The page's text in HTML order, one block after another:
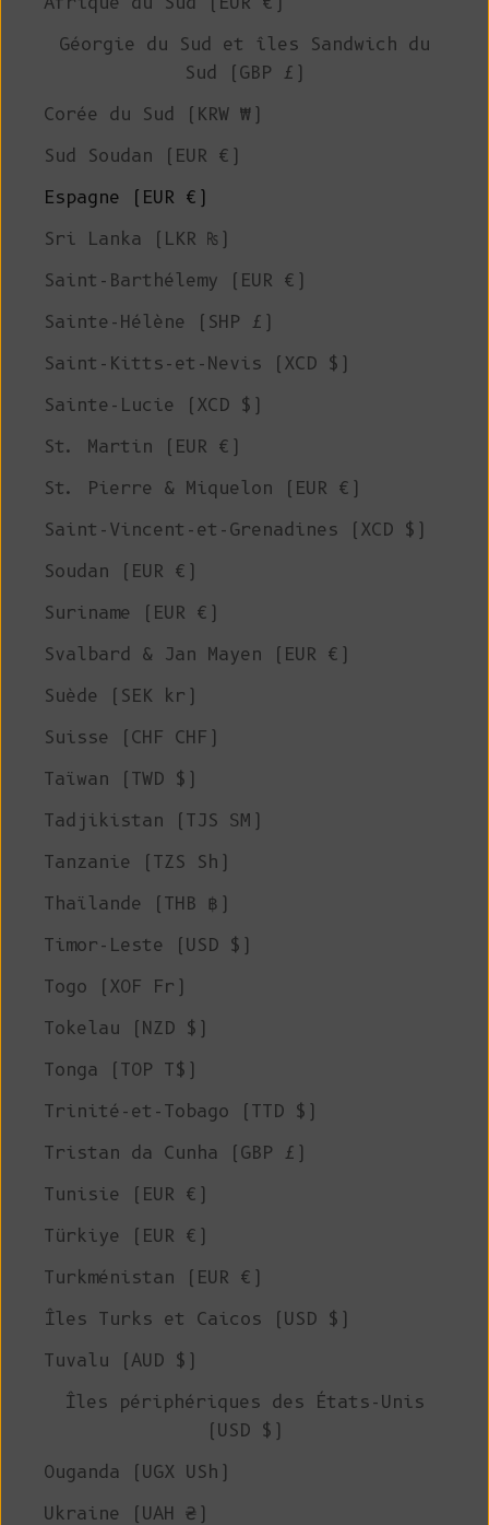
Géorgie du Sud et îles Sandwich du
Sud (GBP £)
Corée du Sud (KRW ₩)
Sud Soudan (EUR €)
Espagne (EUR €)
Sri Lanka (LKR ₨)
Saint-Barthélemy (EUR €)
Sainte-Hélène (SHP £)
Saint-Kitts-et-Nevis (XCD $)
Sainte-Lucie (XCD $)
St. Martin (EUR €)
St. Pierre & Miquelon (EUR €)
Saint-Vincent-et-Grenadines (XCD $)
Soudan (EUR €)
Suriname (EUR €)
Svalbard & Jan Mayen (EUR €)
Suède (SEK kr)
Suisse (CHF CHF)
Taïwan (TWD $)
Tadjikistan (TJS ЅМ)
Tanzanie (TZS Sh)
Thaïlande (THB ฿)
Timor-Leste (USD $)
Togo (XOF Fr)
Tokelau (NZD $)
Tonga (TOP T$)
Trinité-et-Tobago (TTD $)
Tristan da Cunha (GBP £)
Tunisie (EUR €)
Türkiye (EUR €)
Turkménistan (EUR €)
Îles Turks et Caicos (USD $)
Tuvalu (AUD $)
Îles périphériques des États-Unis
(USD $)
Ouganda (UGX USh)
Ukraine (UAH ₴)